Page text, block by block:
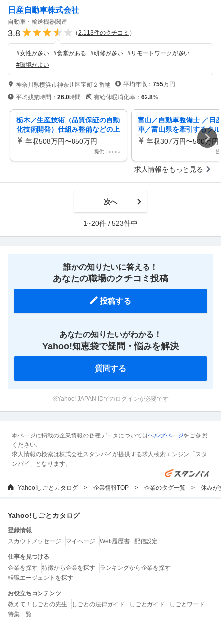
日産自動車株式会社
自動車・輸送機器関連
3.8 （2,113件のクチコミ ）
#女性が多い #食堂がある #研修が多い #リモートワークが多い
#環境がよい
神奈川県横浜市神奈川区宝町２番地 平均年収： 755万円
平均残業時間： 26.0時間 有給休暇消化率： 62.8%
栃木／生産技術（品質保証の自動
化技術開発）仕組み整備などの上
流工程／グローバル規模のモノづ
年収508万円〜850万円
提供：doda
富山／自動車整備士 ／日
車／富山県を牽引するク
クター／Iターン・Uター
年収307万円〜500万円
求人情報をもっと見る
次へ
1~20件 / 523件中
誰かの知りたいに答える！
あなたの職場のクチコミ投稿
投稿する
あなたの知りたいがわかる！
Yahoo!知恵袋で疑問・悩みを解決
質問する
※Yahoo! JAPAN IDでのログインが必要です
本ページに掲載の企業情報の各種データについてはヘルプページをご参照
ください。
求人情報の検索は株式会社スタンバイが提供する求人検索エンジン「スタ
ンバイ」となります。
Yahoo!しごとカタログ 企業情報TOP 企業のタグ一覧 休みが
Yahoo!しごとカタログ
登録情報
スカウトメッセージ
マイページ Web履歴書 配信設定
仕事を見つける
企業を探す
特徴から企業を探す
ランキングから企業を探す
転職エージェントを探す
お役立ちコンテンツ
教えて！しごとの先生
しごとの法律ガイド しごとガイド
しごとワード
特集一覧